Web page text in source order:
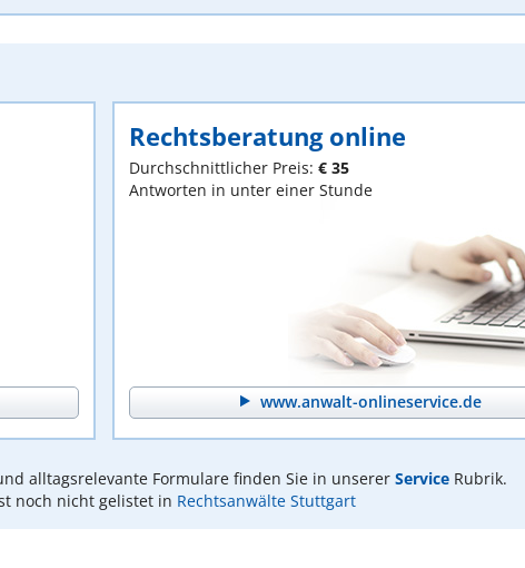
Rechtsberatung online
Durchschnittlicher Preis: € 35
Antworten in unter einer Stunde
www.anwalt-onlineservice.de
alltagsrelevante Formulare finden Sie in unserer ServiceRubrik.
noch nicht gelistet in Rechtsanwälte Stuttgart